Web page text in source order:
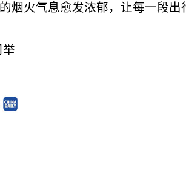
烟火气息愈发浓郁，让每一段
举